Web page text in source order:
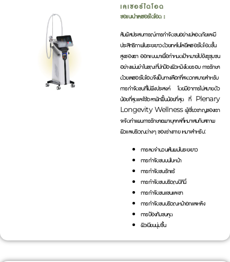
เลเซอร์ไดโอด
ขอแนะนำเลเซอร์ไดโอด :
สัมผัสประสบการณ์การกำจัดขนอย่างปลอดภัยและมี
ประสิทธิภาพในระยะยาวด้วยเทคโนโลยีเลเซอร์ไดโอดขั้น
สูงของเรา ออกแบบมาเพื่อกำหนดเป้าหมายไปยังรูขุมขน
อย่างแม่นยำในขณะที่ปกป้องผิวหนังโดยรอบ การรักษา
ด้วยเลเซอร์ไดโอดจึงเป็นทางเลือกที่สะดวกสบายสำหรับ
การกำจัดขนที่ไม่พึงประสงค์ โดยมีอาการไม่สบายตัว
น้อยที่สุดและใช้เวลาพักฟื้นน้อยที่สุด ที่ Plenary
Longevity Wellness ผู้เชี่ยวชาญของเรา
จะจัดทำแผนการรักษาเฉพาะบุคคลที่เหมาะสมกับสภาพ
ผิวและบริเวณต่างๆ ของร่างกาย เหมาะสำหรับ:
การลดจำนวนเส้นผมในระยะยาว
การกำจัดขนบนใบหน้า
การกำจัดขนรักแร้
การกำจัดขนบริเวณบิกินี่
การกำจัดขนแขนและขา
การกำจัดขนบริเวณหน้าอกและหลัง
การป้องกันขนคุด
ผิวเนียนนุ่มขึ้น